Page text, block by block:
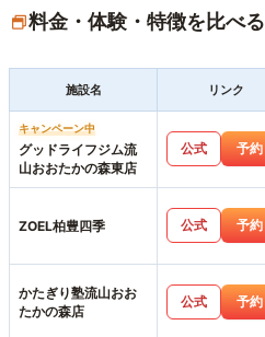
料金・体験・特徴を比べる
施設名 リンク
キャンペーン中
グッドライフジム流
山おおたかの森東店
公式 予約
ZOEL柏豊四季 公式 予約
かたぎり塾流山おお
たかの森店
公式 予約